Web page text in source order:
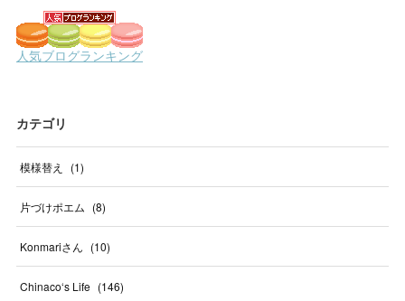
カテゴリ
模様替え (1)
片づけポエム (8)
Konmariさん (10)
Chinaco‘s Life (146)